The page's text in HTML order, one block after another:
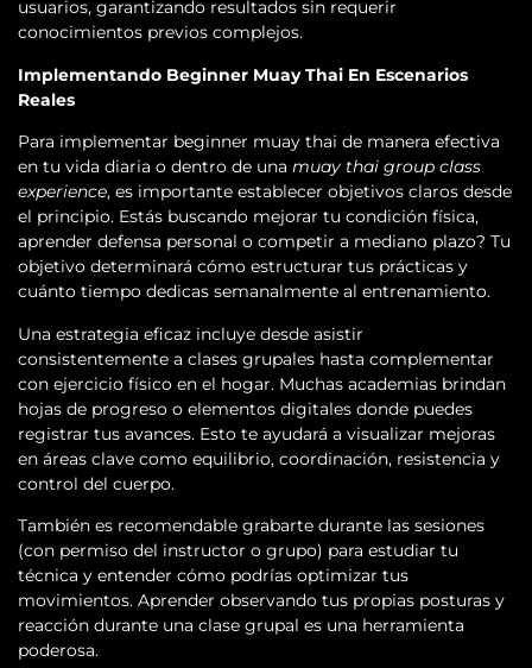
usuarios, garantizando resultados sin requerir
conocimientos previos complejos.
Implementando Beginner Muay Thai En Escenarios
Reales
Para implementar beginner muay thai de manera efectiva
en tu vida diaria o dentro de una muay thai group class
experience, es importante establecer objetivos claros desde
el principio. Estás buscando mejorar tu condición física,
aprender defensa personal o competir a mediano plazo? Tu
objetivo determinará cómo estructurar tus prácticas y
cuánto tiempo dedicas semanalmente al entrenamiento.
Una estrategia eficaz incluye desde asistir
consistentemente a clases grupales hasta complementar
con ejercicio físico en el hogar. Muchas academias brindan
hojas de progreso o elementos digitales donde puedes
registrar tus avances. Esto te ayudará a visualizar mejoras
en áreas clave como equilibrio, coordinación, resistencia y
control del cuerpo.
También es recomendable grabarte durante las sesiones
(con permiso del instructor o grupo) para estudiar tu
técnica y entender cómo podrías optimizar tus
movimientos. Aprender observando tus propias posturas y
reacción durante una clase grupal es una herramienta
poderosa.